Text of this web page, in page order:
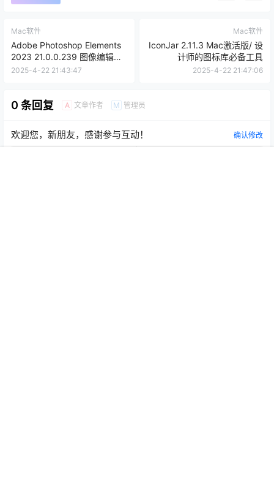
Mac软件
Adobe Photoshop Elements
2023 21.0.0.239 图像编辑处
理
2025-4-22 21:43:47
Mac软件
IconJar 2.11.3 Mac激活版/ 设
计师的图标库必备工具
2025-4-22 21:47:06
0 条回复 A 文章作者 M 管理员
欢迎您，新朋友，感谢参与互动！ 确认修改